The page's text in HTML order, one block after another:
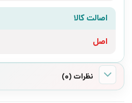
اصالت کالا
اصل
نظرات (0)